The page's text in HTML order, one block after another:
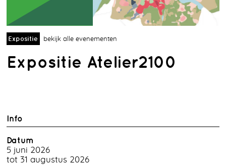
Expositie bekijk alle evenementen
Expositie Atelier2100
Info
Datum
5 juni 2026
tot 31 augustus 2026